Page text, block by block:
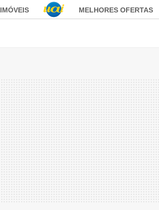
IMÓVEIS MELHORES OFERTAS